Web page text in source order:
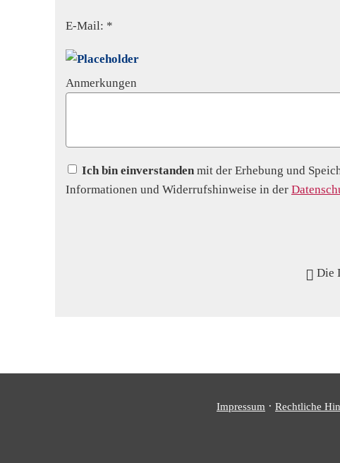
E-Mail: *
Anmerkungen
Ich bin einverstanden mit der Erhebung und
Informationen und Widerrufshinweise in der
Die
Impressum · Rechtliche